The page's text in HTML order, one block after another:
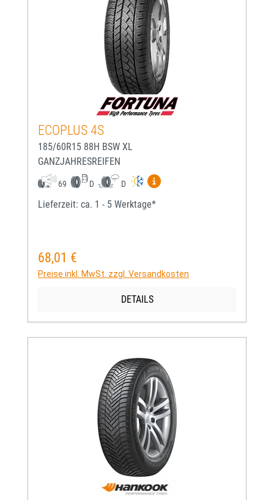
ECOPLUS 4S
185/60R15 88H BSW XL
GANZJAHRESREIFEN
69 D D
Mehr Informationen zum
Lieferzeit: ca. 1 - 5 Werktage*
Regulärer Preis:
68,01 €
Preise inkl. MwSt. zzgl. Versandkosten
DETAILS